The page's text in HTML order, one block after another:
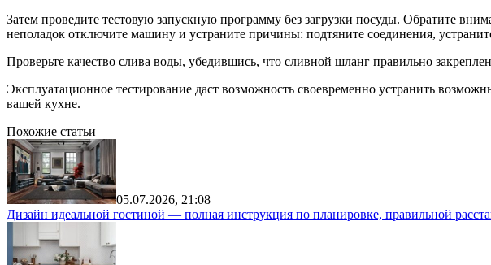
Затем проведите тестовую запускную программу без загрузки посуды. Обратите
неполадок отключите машину и устраните причины: подтяните соединения,
Проверьте качество слива воды, убедившись, что сливной шланг правильно
Эксплуатационное тестирование даст возможность своевременно устранить
вашей кухне.
Похожие статьи
05.07.2026, 21:08
Дизайн идеальной гостиной — полная инструкция по планировке, правильной